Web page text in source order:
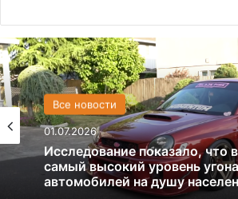
Все новости
01.07.2026
Визы
09.07.2025
Виза невесты США (К-1),
Полная информация и советы